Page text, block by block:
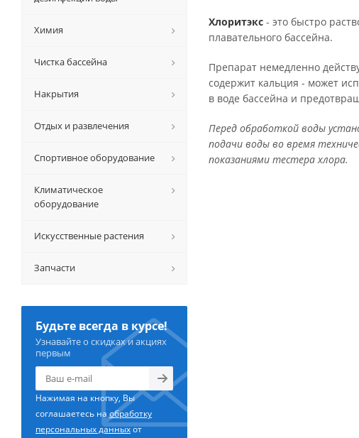
Хлоритэкс - это быстро
плавательного бассейна.
Препарат немедленно
содержит кальция - может
в воде бассейна и
Перед обработкой воды
подачи воды во время
показаниями тестера хлора.
Химия
Чистка бассейна
Накрытия
Отдых и развлечения
Спортивное оборудование
Климатическое
оборудование
Искусственные растения
Запчасти
Будьте всегда в курсе!
Узнавайте о скидках и акциях
первым
Нажимая на кнопку, Вы
соглашаетесь наобработку
персональных данныхот